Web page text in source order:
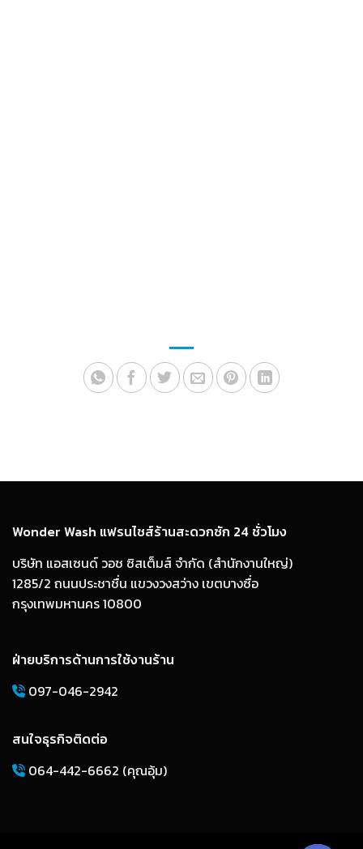
Wonder Wash แฟรนไชส์ร้านสะดวกซัก 24 ชั่วโมง
บริษัท แอสเซนด์ วอช ซิสเต็มส์ จำกัด (สำนักงานใหญ่)
1285/2 ถนนประชาชื่น แขวงวงสว่าง เขตบางซื่อ
กรุงเทพมหานคร 10800
ฝ่ายบริการด้านการใช้งานร้าน
097-046-2942
สนใจธุรกิจติดต่อ
064-442-6662 (คุณอุ้ม)